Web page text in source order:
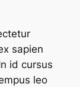
sapien
id cursus
leo